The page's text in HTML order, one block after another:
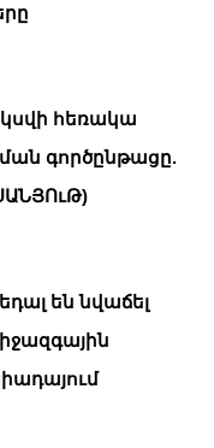
հեռակա
գործընթացը.
են նվաճել